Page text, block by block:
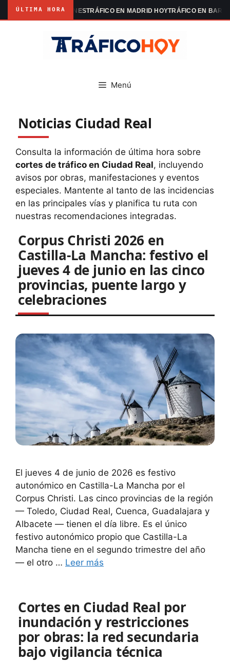
ÚLTIMA HORA
MANIFESTACIONESTRÁFICO EN MADRID HOYTRÁFICO EN
Menú
Noticias Ciudad Real
Consulta la información de última hora sobre
cortes de tráfico en Ciudad Real, incluyendo
avisos por obras, manifestaciones y eventos
especiales. Mantente al tanto de las incidencias
en las principales vías y planifica tu ruta con
nuestras recomendaciones integradas.
Corpus Christi 2026 en
Castilla-La Mancha: festivo el
jueves 4 de junio en las cinco
provincias, puente largo y
celebraciones
El jueves 4 de junio de 2026 es festivo
autonómico en Castilla-La Mancha por el
Corpus Christi. Las cinco provincias de la región
— Toledo, Ciudad Real, Cuenca, Guadalajara y
Albacete — tienen el día libre. Es el único
festivo autonómico propio que Castilla-La
Mancha tiene en el segundo trimestre del año
— el otro … Leer más
Cortes en Ciudad Real por
inundación y restricciones
por obras: la red secundaria
bajo vigilancia técnica